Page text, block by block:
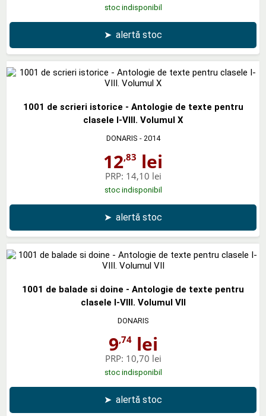
stoc indisponibil
➤ alertă stoc
1001 de scrieri istorice - Antologie de texte pentru
clasele I-VIII. Volumul X
DONARIS - 2014
12,83 lei
PRP: 14,10 lei
stoc indisponibil
➤ alertă stoc
1001 de balade si doine - Antologie de texte pentru
clasele I-VIII. Volumul VII
DONARIS
9,74lei
PRP: 10,70 lei
stoc indisponibil
➤ alertă stoc